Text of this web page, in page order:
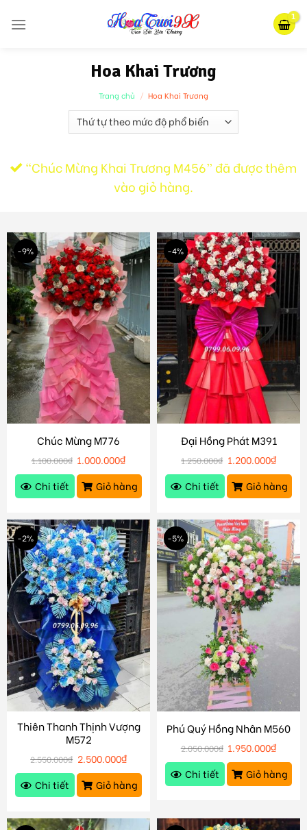
Hoa Khai Trương
Trang chủ / Hoa Khai Trương
“Chúc Mừng Khai Trương M456” đã được thêm
vào giỏ hàng.
-9%
Chúc Mừng M776
1.100.000₫ 1.000.000₫
Chi tiết
Giỏ hàng
-4%
Đại Hồng Phát M391
1.250.000₫ 1.200.000₫
Chi tiết
Giỏ hàng
-2%
Thiên Thanh Thịnh Vượng
M572
2.550.000₫ 2.500.000₫
Chi tiết
Giỏ hàng
-5%
Phú Quý Hồng Nhân M560
2.050.000₫ 1.950.000₫
Chi tiết
Giỏ hàng